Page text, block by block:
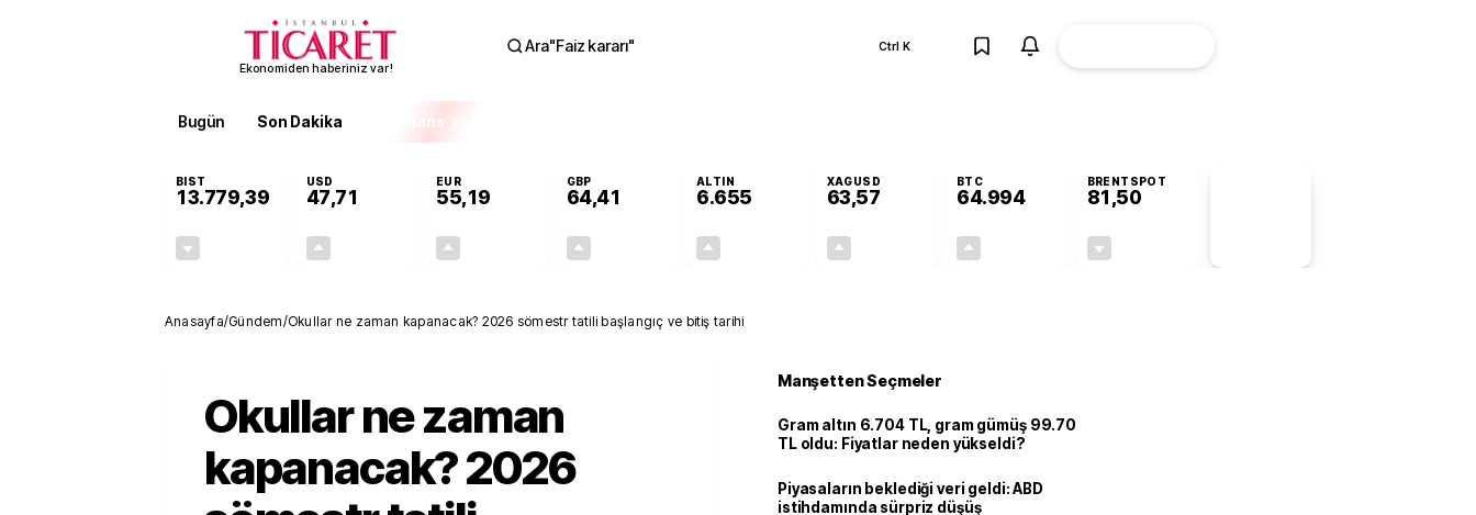
Ekonomiden haberiniz var!
Ara"Faiz kararı" Ctrl K
Bugün Son Dakika Finans
BIST
13.779,39
USD
47,71
EUR
55,19
GBP
64,41
ALTIN
6.655
XAGUSD
63,57
BTC
64.994
BRENTSPOT
81,50
Anasayfa/Gündem/Okullar ne zaman kapanacak? 2026 sömestr tatili başlangıç ve bitiş tarihi
Okullar ne zaman
kapanacak? 2026
Manşetten Seçmeler
Gram altın 6.704 TL, gram gümüş 99.70
TL oldu: Fiyatlar neden yükseldi?
Piyasaların beklediği veri geldi: ABD
istihdamında sürpriz düşüş